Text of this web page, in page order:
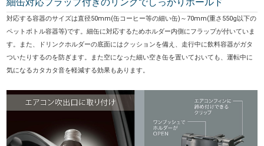
対応する容器のサイズは直径50mm(缶コーヒー等の細い缶)～70mm(重さ550g以下の
ペットボトル容器等)です。細缶に対応するためホルダー内側にフラップが付いていま
す。また、ドリンクホルダーの底面にはクッションを備え、走行中に飲料容器がガタ
ついたりするのを防ぎます。また空になった細い空き缶を置いておいても、運転中に
気になるカタカタ音を軽減する効果もあります。